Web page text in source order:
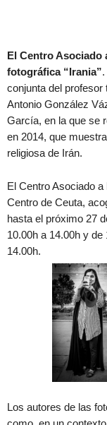
El Centro Asociado
fotográfica “Irania”
conjunta del
Antonio González
García, en la que se
en 2014, que
religiosa de Irán.
El Centro Asociado
Centro de Ceuta,
hasta el próximo 27
10.00h a 14.00h y
14.00h.
Los autores de las